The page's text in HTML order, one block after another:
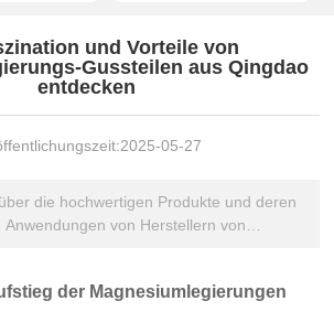
und Vorteile von
Gussteilen aus Qingdao
entdecken
2025-05-27
die hochwertigen Produkte und deren
von Herstellern von
der Magnesiumlegierungen